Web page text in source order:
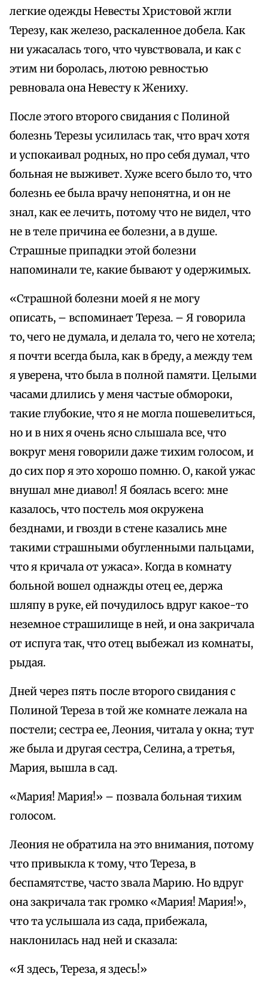
легкие одежды Невесты Христовой жгли
Терезу, как железо, раскаленное добела. Как
ни ужасалась того, что чувствовала, и как с
этим ни боролась, лютою ревностью
ревновала она Невесту к Жениху.
После этого второго свидания с Полиной
болезнь Терезы усилилась так, что врач хотя
и успокаивал родных, но про себя думал, что
больная не выживет. Хуже всего было то, что
болезнь ее была врачу непонятна, и он не
знал, как ее лечить, потому что не видел, что
не в теле причина ее болезни, а в душе.
Страшные припадки этой болезни
напоминали те, какие бывают у одержимых.
«Страшной болезни моей я не могу
описать, – вспоминает Тереза. – Я говорила
то, чего не думала, и делала то, чего не хотела;
я почти всегда была, как в бреду, а между тем
я уверена, что была в полной памяти. Целыми
часами длились у меня частые обмороки,
такие глубокие, что я не могла пошевелиться,
но и в них я очень ясно слышала все, что
вокруг меня говорили даже тихим голосом, и
до сих пор я это хорошо помню. О, какой ужас
внушал мне диавол! Я боялась всего: мне
казалось, что постель моя окружена
безднами, и гвозди в стене казались мне
такими страшными обугленными пальцами,
что я кричала от ужаса». Когда в комнату
больной вошел однажды отец ее, держа
шляпу в руке, ей почудилось вдруг какое-то
неземное страшилище в ней, и она закричала
от испуга так, что отец выбежал из комнаты,
рыдая.
Дней через пять после второго свидания с
Полиной Тереза в той же комнате лежала на
постели; сестра ее, Леония, читала у окна; тут
же была и другая сестра, Селина, а третья,
Мария, вышла в сад.
«Мария! Мария!» – позвала больная тихим
голосом.
Леония не обратила на это внимания, потому
что привыкла к тому, что Тереза, в
беспамятстве, часто звала Марию. Но вдруг
она закричала так громко «Мария! Мария!»,
что та услышала из сада, прибежала,
наклонилась над ней и сказала:
«Я здесь, Тереза, я здесь!»